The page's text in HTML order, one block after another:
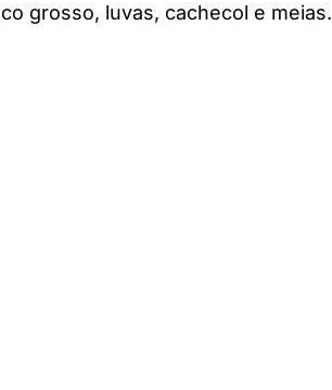
grosso, luvas, cachecol e meias.